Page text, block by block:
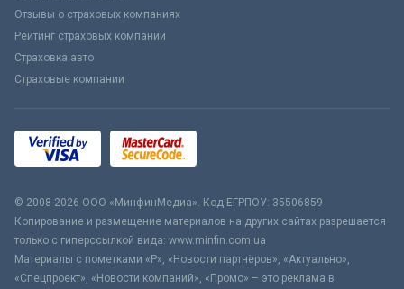
Отзывы о страховых компаниях
Рейтинг страховых компаний
Страховка авто
Страховые компании
© 2008-2026 ООО «МинфинМедиа». Код ЕГРПОУ: 35506859
Копирование и размещение материалов на других сайтах разрешается
только с гиперссылкой вида: www.minfin.com.ua
Материалы с пометками «Р», «Новости партнёров», «Актуально»,
«Спецпроект», «Новости компаний», «Промо» – это реклама в